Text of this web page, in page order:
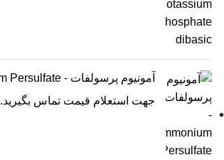
آمونیوم پرسولفات - Ammonium Persulfate
جهت استعلام قیمت تماس بگیرید.